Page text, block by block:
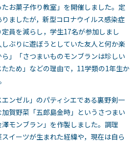
お菓子作り教室」を開催しました。定
ましたが，新型コロナウイルス感染症
員を減らし，学生17名が参加しまし
ぶりに遊ぼうとしていた友人と何か楽
」「さつまいものモンブランは珍しい
ため」などの理由で，11学類の1年生か
ンゼル」のパティシエである裏野剣一
賀野菜「五郎島金時」というさつまい
モンブラン」を作製しました。調理
イーツが生まれた経緯や，現在は自ら